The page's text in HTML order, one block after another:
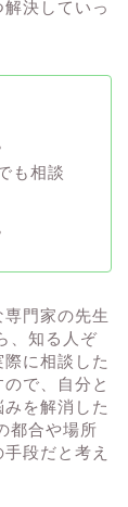
決していっ
も相談
門家の先生
、知る人ぞ
に相談した
で、自分と
を解消した
都合や場所
段だと考え